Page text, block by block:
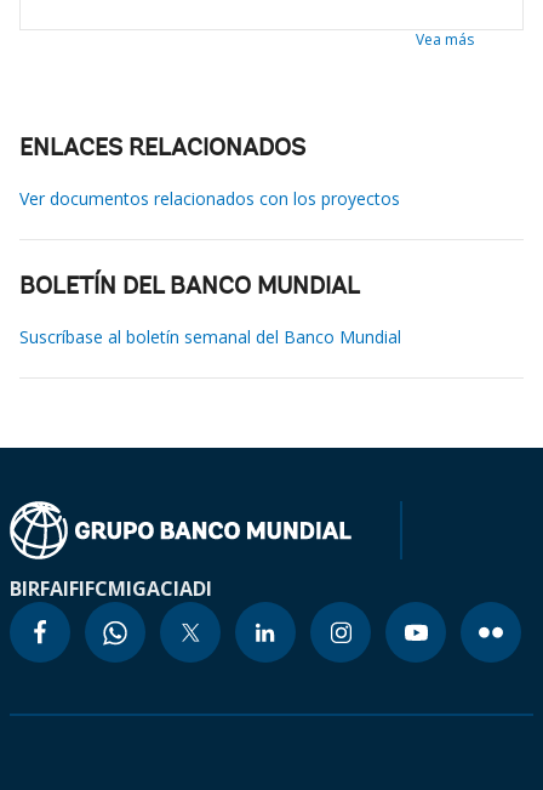
Vea más
ENLACES RELACIONADOS
Ver documentos relacionados con los proyectos
BOLETÍN DEL BANCO MUNDIAL
Suscríbase al boletín semanal del Banco Mundial
BIRFAIFIFCMIGACIADI